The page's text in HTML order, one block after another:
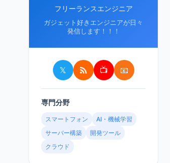
フリーランスエンジニア
ガジェット好きエンジニアが日々
発信します！！！
𝕏 📺 📧
専門分野
スマートフォン
AI・機械学習
サーバー構築
開発ツール
クラウド